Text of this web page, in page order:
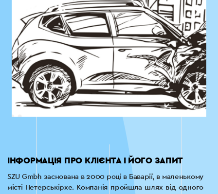
ІНФОРМАЦІЯ ПРО КЛІЄНТА І ЙОГО ЗАПИТ
SZU Gmbh заснована в 2000 році в Баварії, в маленькому
місті Петерськірхе. Компанія пройшла шлях від одного